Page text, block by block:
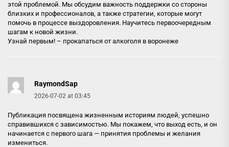
этой проблемой. Мы обсудим важность поддержки со стороны
близких и профессионалов, а также стратегии, которые могут
помочь в процессе выздоровления. Научитесь первоочередным
шагам к новой жизни.
Узнай первым! – прокапаться от алкоголя в воронеже
RaymondSap
2026-07-02 at 03:45
Публикация посвящена жизненным историям людей, успешно
справившихся с зависимостью. Мы покажем, что выход есть, и он
начинается с первого шага — принятия проблемы и желания
измениться.